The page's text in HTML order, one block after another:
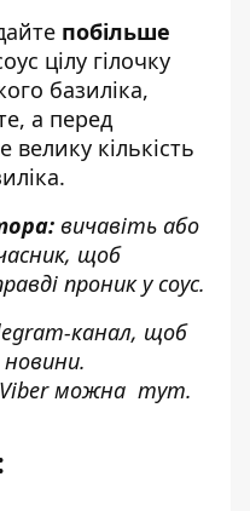
побільше
цілу гілочку
базиліка,
а перед
велику кількість
вичавіть або
щоб
проник у соус.
канал, щоб
можна тут.